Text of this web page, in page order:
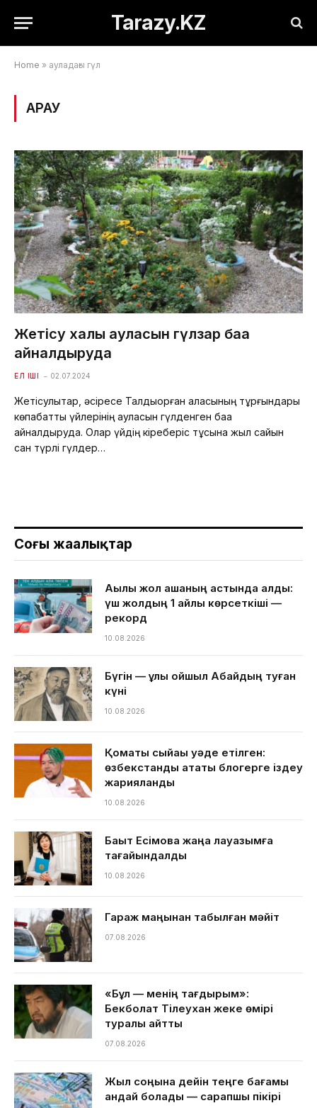
Tarazy.KZ
Home » ауладағы гүл
ҚАРАУ
Жетісу халқы ауласын гүлзар баққа
айналдыруда
ЕЛ ІШІ 02.07.2024
Жетісулықтар, әсіресе Талдықорған қаласының тұрғындары
көпқабатты үйлерінің ауласын гүлденген баққа
айналдыруда. Олар үйдің кіреберіс тұсына жыл сайын
сан түрлі гүлдер…
Соңғы жаңалықтар
Ақылы жол ақшаның астында қалды:
үш жолдың 1 айлық көрсеткіші —
рекорд
10.08.2026
Бүгін — ұлы ойшыл Абайдың туған
күні
10.08.2026
Қомақты сыйақы уәде етілген:
өзбекстандық атақты блогерге іздеу
жарияланды
10.08.2026
Бақыт Есімова жаңа лауазымға
тағайындалды
10.08.2026
Гараж маңынан табылған мәйіт
07.08.2026
«Бұл — менің тағдырым»:
Бекболат Тілеухан жеке өмірі
туралы айтты
07.08.2026
Жыл соңына дейін теңге бағамы
қандай болады — сарапшы пікірі